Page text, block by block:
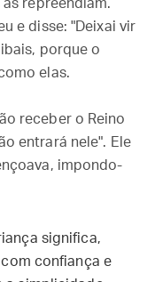
repreendiam.
e disse: "Deixai vir
porque o
elas.
receber o Reino
entrará nele". Ele
impondo-
significa,
confiança e